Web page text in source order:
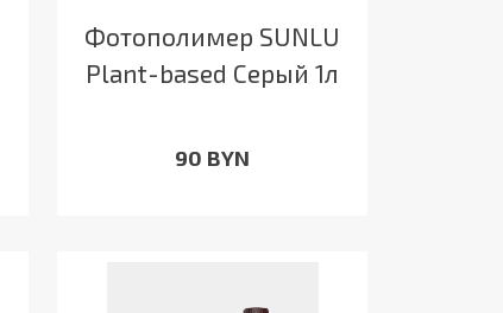
Фотополимер SUNLU
Plant-based Серый 1л
90 BYN